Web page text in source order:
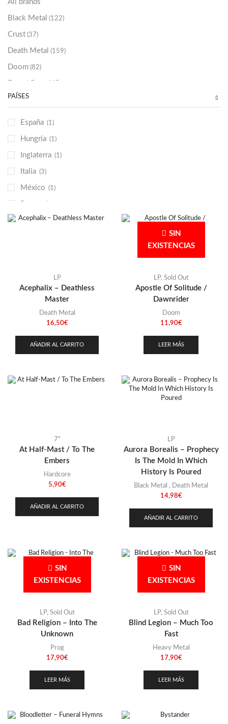
All brands
Black Metal (122)
Crust (37)
Death Metal (159)
Doom (82)
Grindcore
Sludge (35)
PAÍSES
España (1)
Hungría (1)
Inglaterra (1)
Italia (3)
México (1)
Portugal
República Checa (1)
LP
Acephalix – Deathless
Master
Death Metal
16,50€
AÑADIR AL CARRITO
SIN
EXISTENCIAS
LP, Sold Out
Apostle Of Solitude /
Dawnrider
Doom
11,90€
LEER MÁS
7"
At Half-Mast / To The
Embers
Hardcore
5,90€
AÑADIR AL CARRITO
LP
Aurora Borealis – Prophecy
Is The Mold In Which
History Is Poured
Black Metal , Death Metal
14,98€
AÑADIR AL CARRITO
SIN
EXISTENCIAS
LP, Sold Out
Bad Religion – Into The
Unknown
Prog
17,90€
LEER MÁS
SIN
EXISTENCIAS
LP, Sold Out
Blind Legion – Much Too
Fast
Heavy Metal
17,90€
LEER MÁS